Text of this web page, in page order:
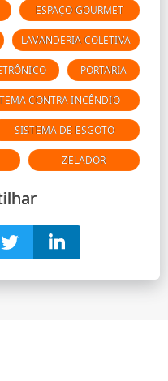
ESPAÇO GOURMET
LAVANDERIA COLETIVA
PORTARIA
CONTRA INCÊNDIO
SISTEMA DE ESGOTO
ZELADOR